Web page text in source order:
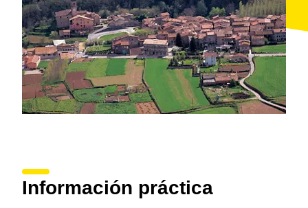
Información práctica